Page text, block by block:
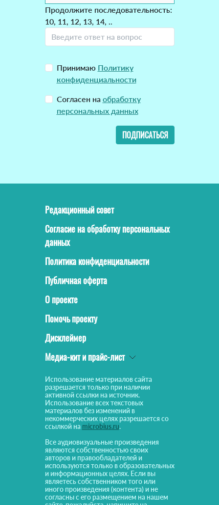
Продолжите последовательность:
10, 11, 12, 13, 14, ..
Принимаю Политику
конфиденциальности
Согласен на обработку
персональных данных
ПОДПИСАТЬСЯ
Редакционный совет
Согласие на обработку персональных
данных
Политика конфиденциальности
Публичная оферта
О проекте
Помочь проекту
Дисклеймер
Медиа-кит и прайс-лист
Использование материалов сайта
разрешается только при наличии
активной ссылки на источник.
Использование всех текстовых
материалов без изменений в
некоммерческих целях разрешается со
ссылкой на microbius.ru.
Все аудиовизуальные произведения
являются собственностью своих
авторов и правообладателей и
используются только в образовательных
и информационных целях. Если вы
являетесь собственником того или
иного произведения (контента) и не
согласны с его размещением на нашем